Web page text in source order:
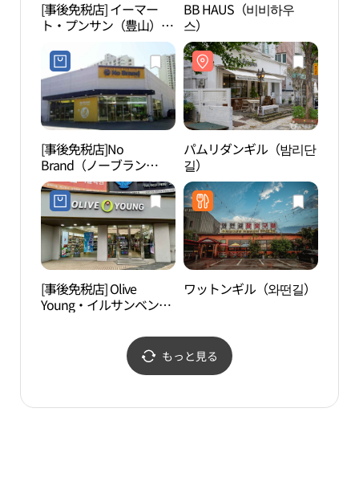
[事後免税店] イーマー
ト・プンサン（豊山）店
BB HAUS（비비하우
스）
[事後免税店]No
Brand（ノーブラン
ド）・コヤンプンドン
（高陽楓洞）店(노브랜
드 고양풍동점)
パムリダンギル（밤리단
길）
[事後免税店] Olive
Young・イルサンベンマ
ワットンギル（와떤길）
もっと見る